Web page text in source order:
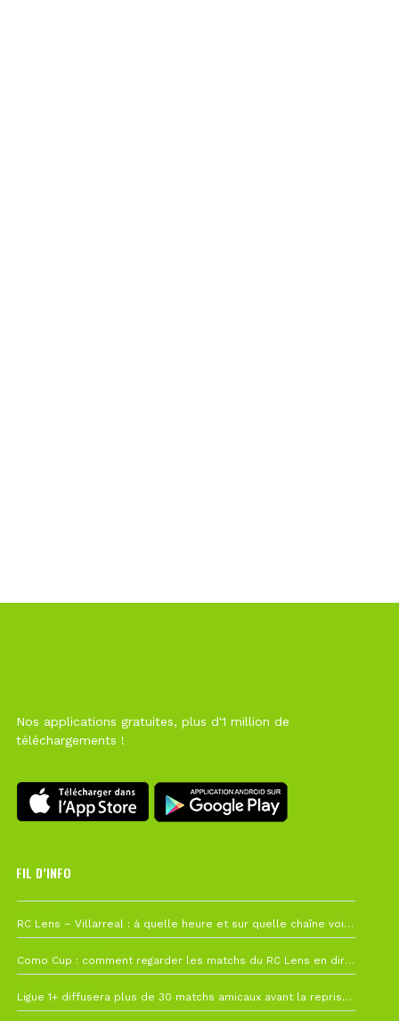
Nos applications gratuites, plus d'1 million de
téléchargements !
FIL D’INFO
RC Lens – Villarreal : à quelle heure et sur quelle chaîne voir la finale de la Como Cup ?
Como Cup : comment regarder les matchs du RC Lens en direct ?
Ligue 1+ diffusera plus de 30 matchs amicaux avant la reprise de la Ligue 1